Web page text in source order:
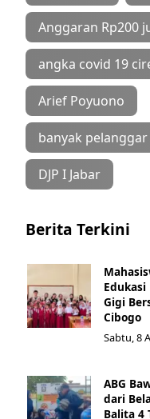
Anggaran Rp200
angka covid 19
Arief Poyuono
banyak pelanggar
DJP I Jabar
Berita Terkini
Edukasi
Gigi
Cibogo
Sabtu, 8
ABG
dari
Balita 4